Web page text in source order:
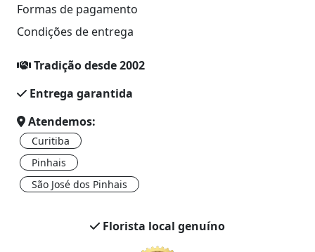
Formas de pagamento
Condições de entrega
Tradição desde 2002
Entrega garantida
Atendemos:
Curitiba
Pinhais
São José dos Pinhais
Florista local genuíno